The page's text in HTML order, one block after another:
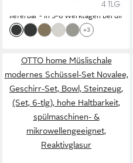
Spülmaschine
lieferbar - in 5-6 Werktagen bei dir
+3
OTTO home Müslischale
modernes Schüssel-Set Novalee,
Geschirr-Set, Bowl, Steinzeug,
(Set, 6-tlg), hohe Haltbarkeit,
spülmaschinen- &
mikrowellengeeignet,
Reaktivglasur